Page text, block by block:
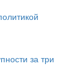
за три